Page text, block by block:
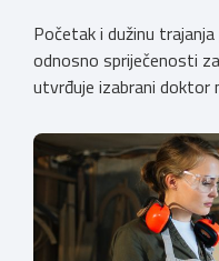
Početak i dužinu
odnosno spriječenosti
utvrđuje izabrani doktor
zdravstvene zaštite
osiguraniku pripada
Zakonom o obveznom
(“Narodne novine”,
105/25, […]